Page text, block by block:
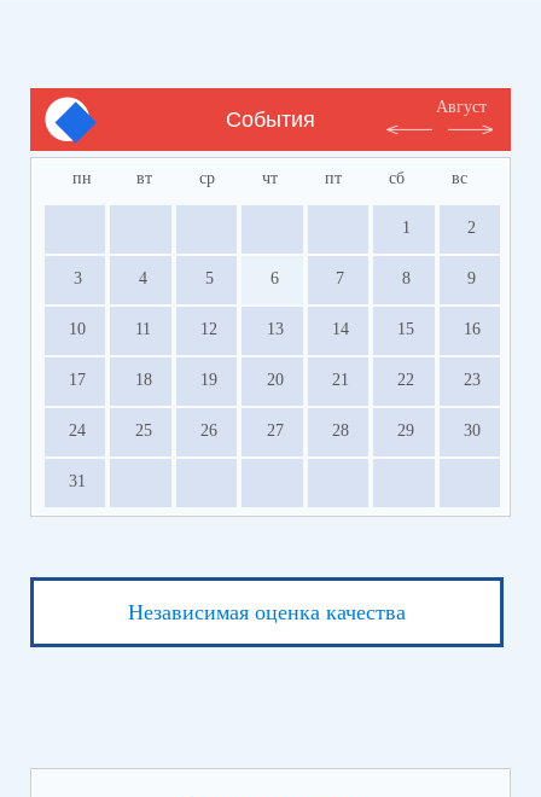
События
Август
пн вт ср чт пт сб вс
1 2
3 4 5 6 7 8 9
10 11 12 13 14 15 16
17 18 19 20 21 22 23
24 25 26 27 28 29 30
31
Независимая оценка качества